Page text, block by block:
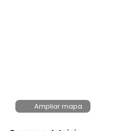
Ampliar mapa